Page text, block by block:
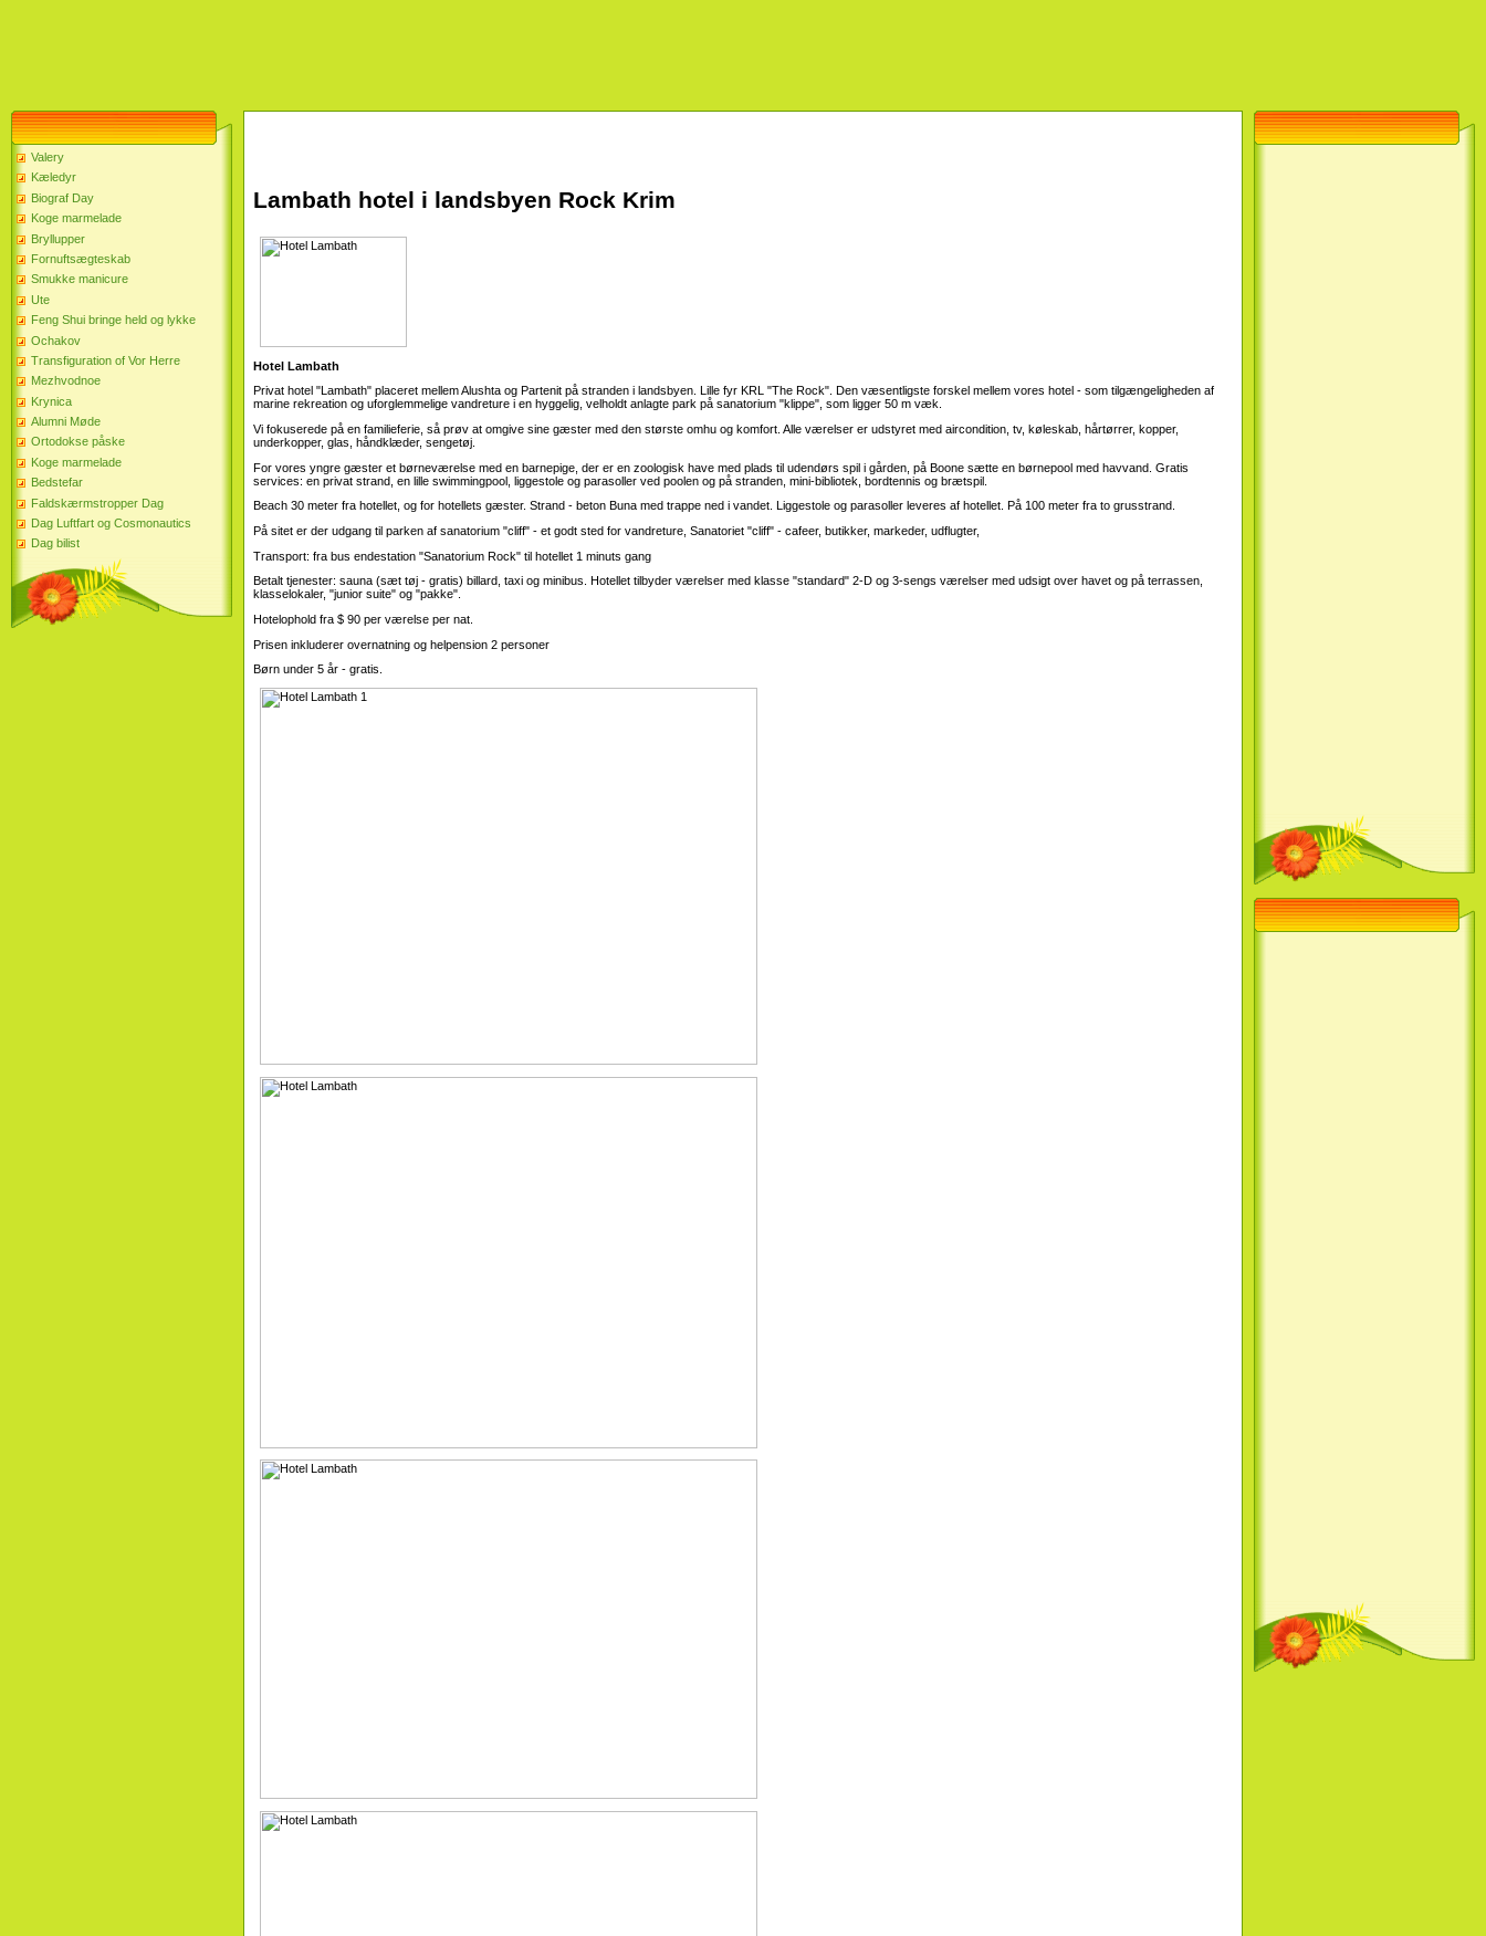
Valery
Kæledyr
Biograf Day
Koge marmelade
Bryllupper
Fornuftsægteskab
Smukke manicure
Ute
Feng Shui bringe held og lykke
Ochakov
Transfiguration of Vor Herre
Mezhvodnoe
Krynica
Alumni Møde
Ortodokse påske
Koge marmelade
Bedstefar
Faldskærmstropper Dag
Dag Luftfart og Cosmonautics
Dag bilist
Lambath hotel i landsbyen Rock Krim
Hotel Lambath
Privat hotel "Lambath" placeret mellem Alushta og Partenit på stranden i landsbyen. Lille fyr KRL "The Rock". Den væsentligste forskel mellem vores hotel - som tilgængeligheden af ​​
marine rekreation og uforglemmelige vandreture i en hyggelig, velholdt anlagte park på sanatorium "klippe", som ligger 50 m væk.
Vi fokuserede på en familieferie, så prøv at omgive sine gæster med den største omhu og komfort. Alle værelser er udstyret med aircondition, tv, køleskab, hårtørrer, kopper,
underkopper, glas, håndklæder, sengetøj.
For vores yngre gæster et børneværelse med en barnepige, der er en zoologisk have med plads til udendørs spil i gården, på Boone sætte en børnepool med havvand. Gratis
services: en privat strand, en lille swimmingpool, liggestole og parasoller ved poolen og på stranden, mini-bibliotek, bordtennis og brætspil.
Beach 30 meter fra hotellet, og for hotellets gæster. Strand - beton Buna med trappe ned i vandet. Liggestole og parasoller leveres af hotellet. På 100 meter fra to grusstrand.
På sitet er der udgang til parken af ​​sanatorium "cliff" - et godt sted for vandreture, Sanatoriet "cliff" - cafeer, butikker, markeder, udflugter,
Transport: fra bus endestation "Sanatorium Rock" til hotellet 1 minuts gang
Betalt tjenester: sauna (sæt tøj - gratis) billard, taxi og minibus. Hotellet tilbyder værelser med klasse "standard" 2-D og 3-sengs værelser med udsigt over havet og på terrassen,
klasselokaler, "junior suite" og "pakke".
Hotelophold fra $ 90 per værelse per nat.
Prisen inkluderer overnatning og helpension 2 personer
Børn under 5 år - gratis.